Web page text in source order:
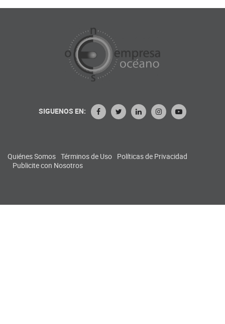
SIGUENOS EN:
Quiénes Somos Términos de Uso Políticas de Privacidad
Publicite con Nosotros